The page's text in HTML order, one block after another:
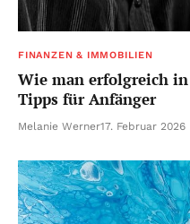
FINANZEN & IMMOBILIEN
Wie man erfolgreich
Tipps für Anfänger
Melanie Werner17. Februar 2026